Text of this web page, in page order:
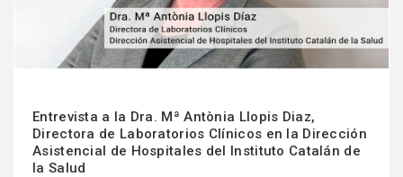
Entrevista a la Dra. Mª Antònia Llopis Diaz,
Directora de Laboratorios Clínicos en la Dirección
Asistencial de Hospitales del Instituto Catalán de
la Salud